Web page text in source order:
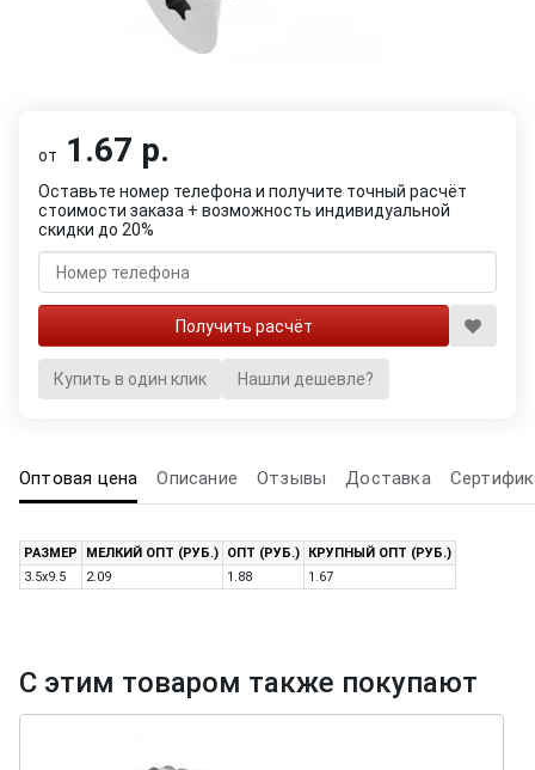
от 1.67 р.
Оставьте номер телефона и получите точный расчёт
стоимости заказа + возможность индивидуальной
скидки до 20%
Купить в один клик Нашли дешевле?
Оптовая цена Описание Отзывы Доставка
РАЗМЕР МЕЛКИЙ ОПТ (РУБ.) ОПТ (РУБ.)
КРУПНЫЙ ОПТ (РУБ.)
3.5x9.5
2.09 1.88 1.67
С этим товаром также покупают